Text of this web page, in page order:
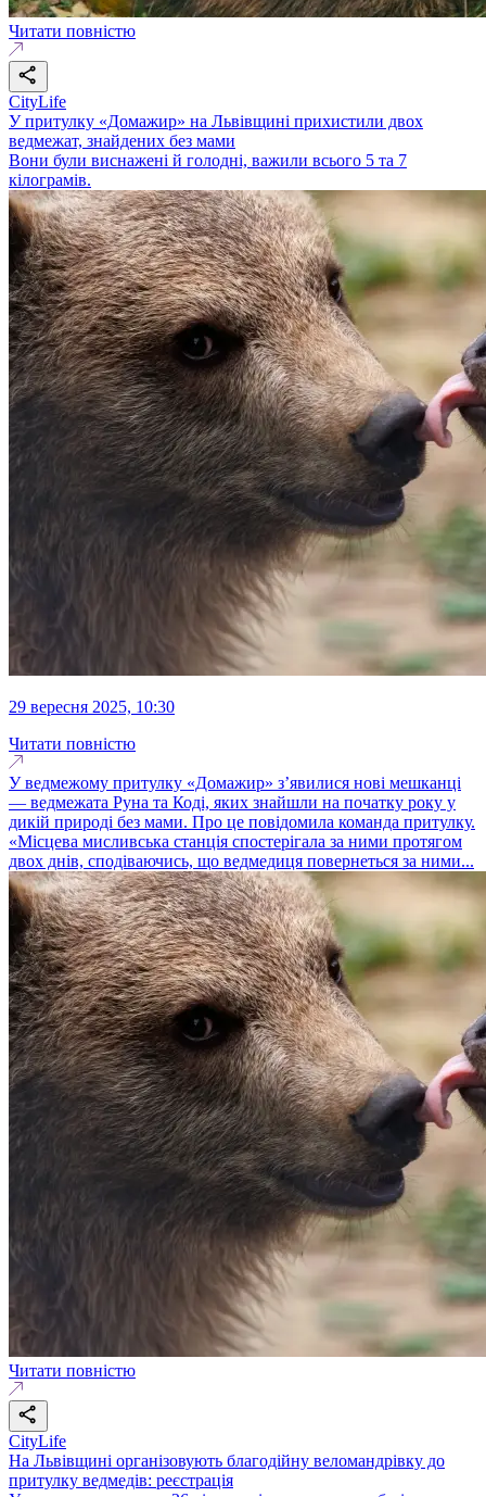
Читати повністю
CityLife
У притулку «Домажир» на Львівщині прихистили двох
ведмежат, знайдених без мами
Вони були виснажені й голодні, важили всього 5 та 7
кілограмів.
29 вересня 2025, 10:30
Читати повністю
У ведмежому притулку «Домажир» з’явилися нові мешканці
— ведмежата Руна та Коді, яких знайшли на початку року у
дикій природі без мами. Про це повідомила команда притулку.
«Місцева мисливська станція спостерігала за ними протягом
двох днів, сподіваючись, що ведмедиця повернеться за ними...
Читати повністю
CityLife
На Львівщині організовують благодійну веломандрівку до
притулку ведмедів: реєстрація